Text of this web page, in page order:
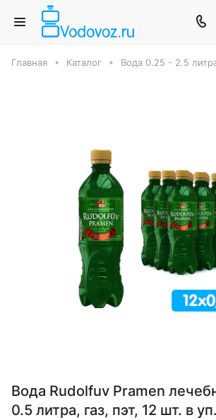
Главная Каталог Вода 0.25 - 2.5
Вода Rudolfuv Pramen
0.5 литра, газ, пэт, 12 шт. в уп.